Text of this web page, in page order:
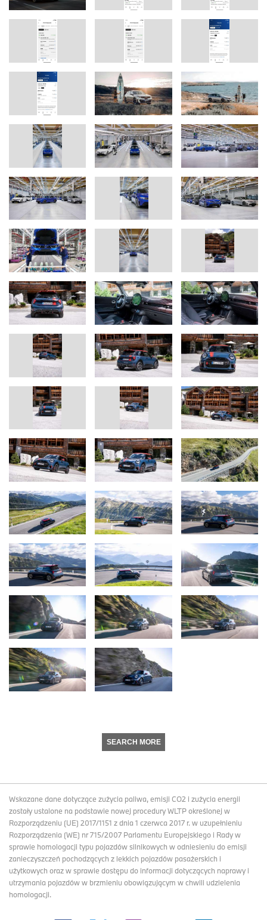
SEARCH MORE
Wskazane dane dotyczące zużycia paliwa, emisji CO2 i zużycia energii
zostały ustalone na podstawie nowej procedury WLTP określonej w
Rozporządzeniu (UE) 2017/1151 z dnia 1 czerwca 2017 r. w uzupełnieniu
Rozporządzenia (WE) nr 715/2007 Parlamentu Europejskiego i Rady w
sprawie homologacji typu pojazdów silnikowych w odniesieniu do emisji
zanieczyszczeń pochodzących z lekkich pojazdów pasażerskich i
użytkowych oraz w sprawie dostępu do informacji dotyczących naprawy i
utrzymania pojazdów w brzmieniu obowiązującym w chwili udzielenia
homologacji.